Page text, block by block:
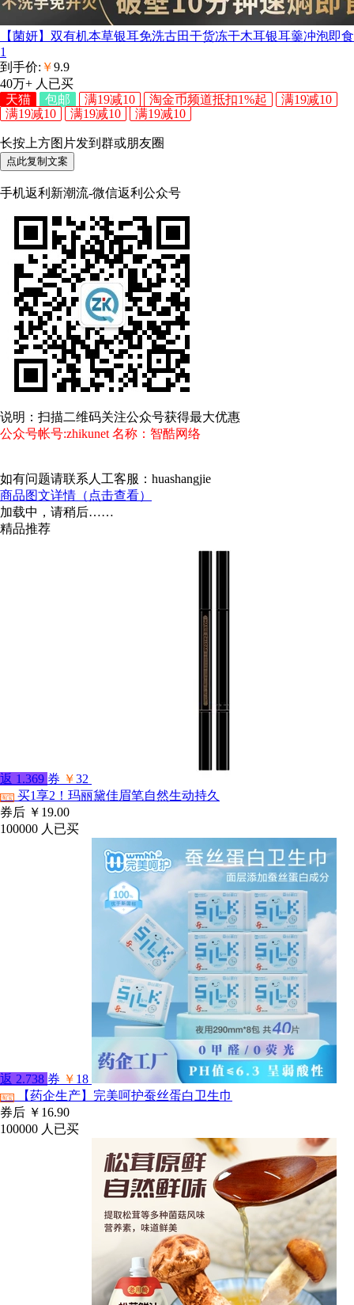
【菌妍】双有机本草银耳免洗古田干货冻干木耳银耳羹冲泡即食
1
到手价: ￥9.9
40万+ 人已买
天猫
包邮 满19减10 淘金币频道抵扣1%起
满19减10
满19减10
满19减10 满19减10
长按上方图片发到群或朋友圈
点此复制文案
手机返利新潮流-微信返利公众号
说明：扫描二维码关注公众号获得最大优惠
公众号帐号:zhikunet 名称：智酷网络
如有问题请联系人工客服：huashangjie
商品图文详情（点击查看）
加载中，请稍后……
精品推荐
返 1.369 券 ￥32
淘宝 买1享2！玛丽黛佳眉笔自然生动持久
券后 ￥19.00
100000 人已买
返 2.738 券 ￥ 18
淘宝
【药企生产】完美呵护蚕丝蛋白卫生巾
券后 ￥16.90
100000 人已买